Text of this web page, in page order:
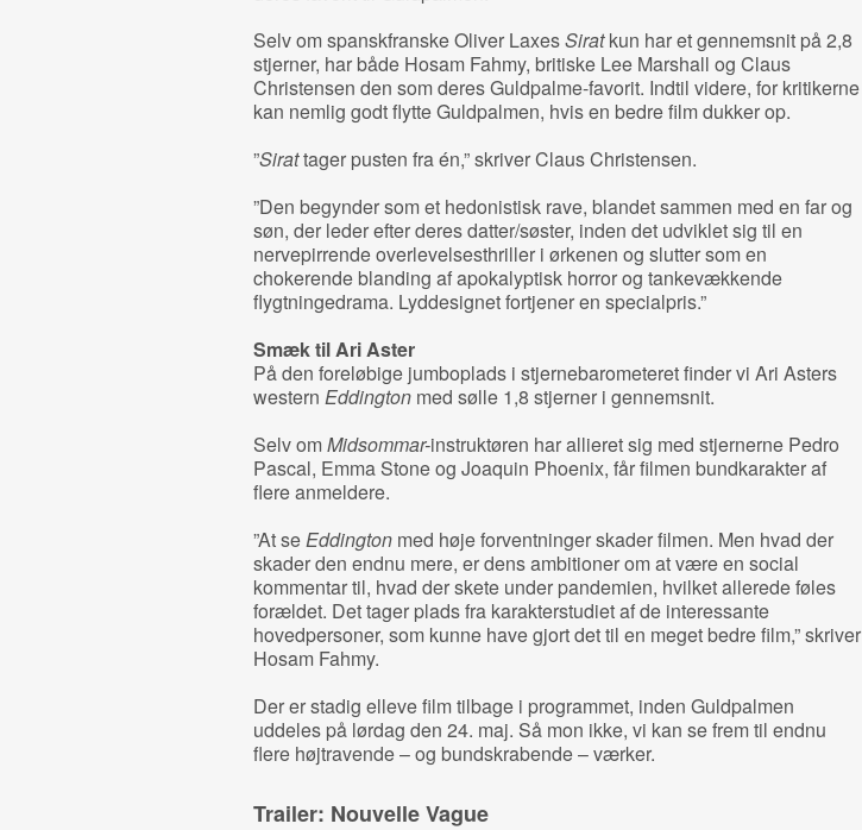
Selv om spanskfranske Oliver LaxesSiratkun har et gennemsnit på 2,8
stjerner, har både Hosam Fahmy, britiske Lee Marshall og Claus
Christensen den som deres Guldpalme-favorit. Indtil videre, for kritikerne
kan nemlig godt flytte Guldpalmen, hvis en bedre film dukker op.
”Sirattager pusten fra én,” skriver Claus Christensen.
”Den begynder som et hedonistisk rave, blandet sammen med en far og
søn, der leder efter deres datter/søster, inden det udviklet sig til en
nervepirrende overlevelsesthriller i ørkenen og slutter som en
chokerende blanding af apokalyptisk horror og tankevækkende
flygtningedrama. Lyddesignet fortjener en specialpris.”
Smæk til Ari Aster
På den foreløbige jumboplads i stjernebarometeret finder vi Ari Asters
western Eddington med sølle 1,8 stjerner i gennemsnit.
Selv omMidsommar-instruktøren har allieret sig med stjernerne Pedro
Pascal, Emma Stone og Joaquin Phoenix, får filmen bundkarakter af
flere anmeldere.
”At seEddington med høje forventninger skader filmen. Men hvad der
skader den endnu mere, er dens ambitioner om at være en social
kommentar til, hvad der skete under pandemien, hvilket allerede føles
forældet. Det tager plads fra karakterstudiet af de interessante
hovedpersoner, som kunne have gjort det til en meget bedre film,” skriver
Hosam Fahmy.
Der er stadig elleve film tilbage i programmet, inden Guldpalmen
uddeles på lørdag den 24. maj. Så mon ikke, vi kan se frem til endnu
flere højtravende – og bundskrabende – værker.
Trailer: Nouvelle Vague